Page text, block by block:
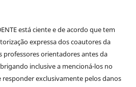
está ciente e de acordo que tem
expressa dos coautores da
orientadores antes da
inclusive a mencioná-los no
exclusivamente pelos danos